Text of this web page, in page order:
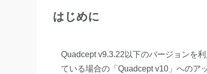
はじめに
Quadcept v9.3.22以下のバージョンを
ている場合の「Quadcept v10」へのア